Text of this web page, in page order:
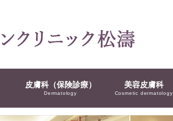
皮膚科（保険診療）
Dermatology
美容皮膚科
Cosmetic dermatology